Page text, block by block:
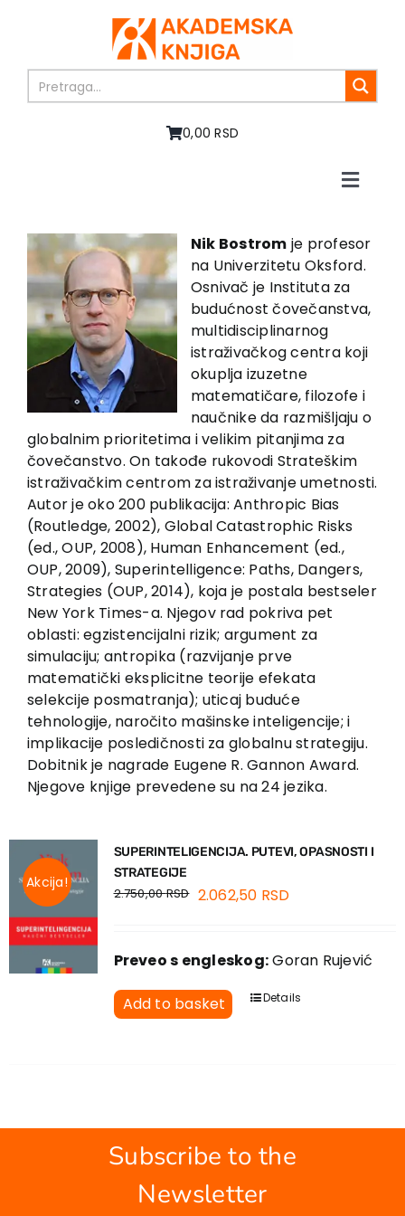
0,00 RSD
Toggle
About us
Books
In preparation
Sale
Authors
EU PROJECTS
Contact
Nik Bostrom je profesor
na Univerzitetu Oksford.
Osnivač je Instituta za
budućnost čovečanstva,
multidisciplinarnog
istraživačkog centra koji
okuplja izuzetne
matematičare, filozofe i
naučnike da razmišljaju o
globalnim prioritetima i velikim pitanjima za
čovečanstvo. On takođe rukovodi Strateškim
istraživačkim centrom za istraživanje umetnosti.
Autor je oko 200 publikacija: Anthropic Bias
(Routledge, 2002), Global Catastrophic Risks
(ed., OUP, 2008), Human Enhancement (ed.,
OUP, 2009), Superintelligence: Paths, Dangers,
Strategies (OUP, 2014), koja je postala bestseler
New York Times-a. Njegov rad pokriva pet
oblasti: egzistencijalni rizik; argument za
simulaciju; antropika (razvijanje prve
matematički eksplicitne teorije efekata
selekcije posmatranja); uticaj buduće
tehnologije, naročito mašinske inteligencije; i
implikacije posledičnosti za globalnu strategiju.
Dobitnik je nagrade Eugene R. Gannon Award.
Njegove knjige prevedene su na 24 jezika.
Akcija!
SUPERINTELIGENCIJA. PUTEVI, OPASNOSTI I
STRATEGIJE
2.750,00RSD 2.062,50 RSD
Preveo s engleskog:Goran Rujević
Add to basket Details
Subscribe to the
Newsletter